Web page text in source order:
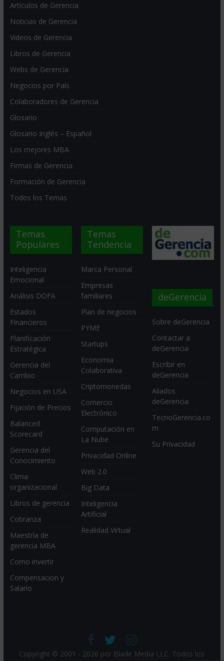
Artículos de Gerencia
Noticias de Gerencia
Videos de Gerencia
Libros de Gerencia
Webs de Gerencia
Negocios por País
Colaboradores de Gerencia
Glosario
Glosario Inglés – Español
Los mejores MBA
Firmas de Gerencia
Formación de Gerencia
Todos los Temas
Temas
Populares
Inteligencia
Emocional
Análisis DOFA
Estados
Financieros
Planificación
Estratégica
Gerencia del
Cambio
Negocios en USA
Fijación de Precios
Balanced
Scorecard
Gerencia del
Conocimiento
Clima
organizacional
Libros de gerencia
Cobranza
Maestría de
gerencia MBA
Como invertir
Compensacion y
Salario
Temas
Tendencia
Marca Personal
Empresas
familiares
Plan de negocios
PYME
Startups
Economia
Colaborativa
Criptomonedas
Comercio
Electrónico
Computación en
La Nube
Privacidad Online
Web 2.0
Big Data
Inteligencia
Artificial
Realidad Virtual
deGerencia
Sobre deGerencia
Contactar a
deGerencia
Escribir en
deGerencia
Aliados
deGerencia
TecnoGerencia.co
m
Su Privacidad
Copyright © 2001 - 2026 por Blade Media LLC. Todos los